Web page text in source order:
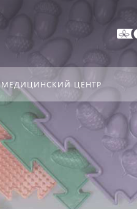
МЕДИЦИНСКИЙ ЦЕНТР